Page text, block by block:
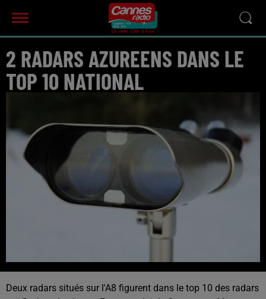
2 RADARS AZUREENS DANS LE
TOP 10 NATIONAL
Deux radars situés sur l'A8 figurent dans le top 10 des radars